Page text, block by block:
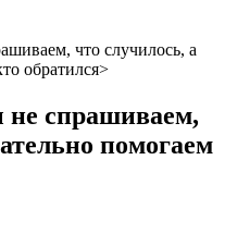
что случилось, а
обратился>
спрашиваем,
помогаем